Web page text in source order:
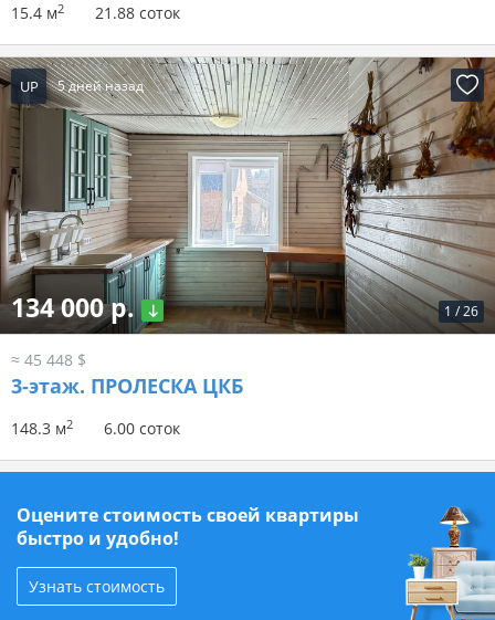
15.4 м2 21.88 соток
UP 5 дней назад
1 /26
134 000 р.
≈ 45 448 $
3-этаж. ПРОЛЕСКА ЦКБ
148.3 м2 6.00 соток
Оцените стоимость своей квартиры
быстро и удобно!
Узнать стоимость